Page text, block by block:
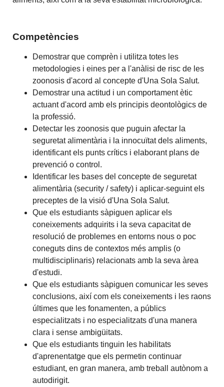
Competències
Demostrar que comprèn i utilitza totes les
metodologies i eines per a l'anàlisi de risc de les
zoonosis d'acord al concepte d'Una Sola Salut.
Demostrar una actitud i un comportament ètic
actuant d'acord amb els principis deontològics de
la professió.
Detectar les zoonosis que puguin afectar la
seguretat alimentària i la innocuïtat dels aliments,
identificant els punts crítics i elaborant plans de
prevenció o control.
Identificar les bases del concepte de seguretat
alimentària (security / safety) i aplicar-seguint els
preceptes de la visió d'Una Sola Salut.
Que els estudiants sàpiguen aplicar els
coneixements adquirits i la seva capacitat de
resolució de problemes en entorns nous o poc
coneguts dins de contextos més amplis (o
multidisciplinaris) relacionats amb la seva àrea
d'estudi.
Que els estudiants sàpiguen comunicar les seves
conclusions, així com els coneixements i les raons
últimes que les fonamenten, a públics
especialitzats i no especialitzats d'una manera
clara i sense ambigüitats.
Que els estudiants tinguin les habilitats
d'aprenentatge que els permetin continuar
estudiant, en gran manera, amb treball autònom a
autodirigit.